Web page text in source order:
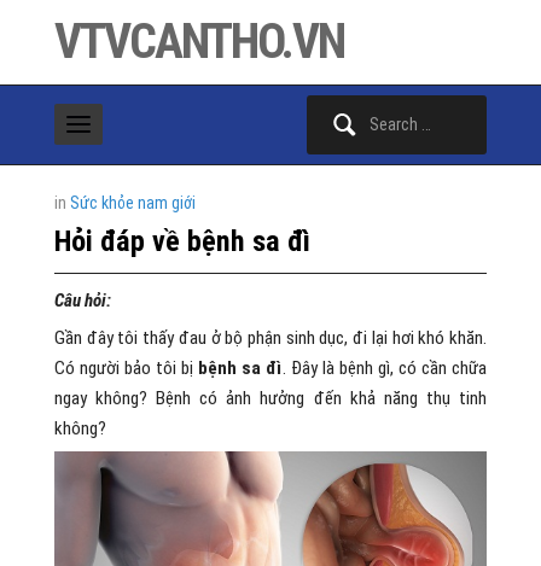
VTVCANTHO.VN
in Sức khỏe nam giới
Hỏi đáp về bệnh sa đì
Câu hỏi:
Gần đây tôi thấy đau ở bộ phận sinh dục, đi lại hơi khó khăn.
Có người bảo tôi bị bệnh sa đì. Đây là bệnh gì, có cần chữa
ngay không? Bệnh có ảnh hưởng đến khả năng thụ tinh
không?